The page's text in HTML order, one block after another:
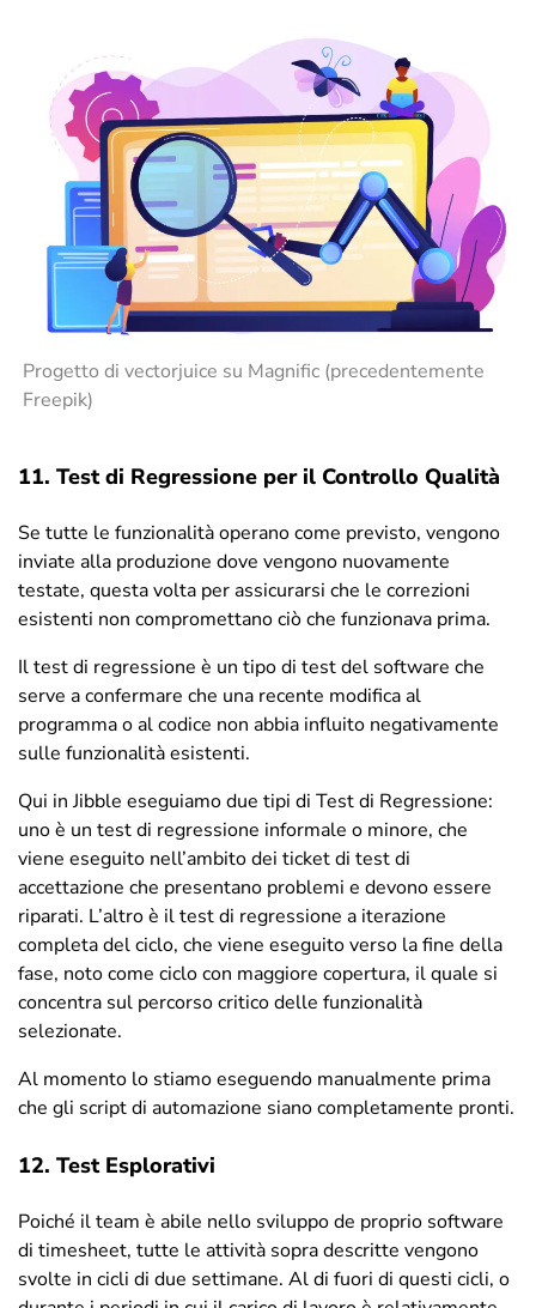
Progetto di vectorjuice su Magnific (precedentemente
Freepik)
11. Test di Regressione per il Controllo Qualità
Se tutte le funzionalità operano come previsto, vengono
inviate alla produzione dove vengono nuovamente
testate, questa volta per assicurarsi che le correzioni
esistenti non compromettano ciò che funzionava prima.
Il test di regressione è un tipo di test del software che
serve a confermare che una recente modifica al
programma o al codice non abbia influito negativamente
sulle funzionalità esistenti.
Qui in Jibble eseguiamo due tipi di Test di Regressione:
uno è un test di regressione informale o minore, che
viene eseguito nell’ambito dei ticket di test di
accettazione che presentano problemi e devono essere
riparati. L’altro è il test di regressione a iterazione
completa del ciclo, che viene eseguito verso la fine della
fase, noto come ciclo con maggiore copertura, il quale si
concentra sul percorso critico delle funzionalità
selezionate.
Al momento lo stiamo eseguendo manualmente prima
che gli script di automazione siano completamente pronti.
12. Test Esplorativi
Poiché il team è abile nello sviluppo de proprio software
di timesheet, tutte le attività sopra descritte vengono
svolte in cicli di due settimane. Al di fuori di questi cicli, o